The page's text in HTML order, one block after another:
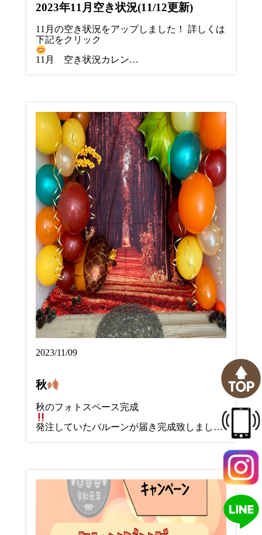
2023年11月空き状況(11/12更新)
11月の空き状況をアップしました！ 詳しくは
下記をクリック
11月 空き状況カレン…
2023/11/09
秋
秋のフォトスペース完成
発注していたバルーンが届き完成致しまし…